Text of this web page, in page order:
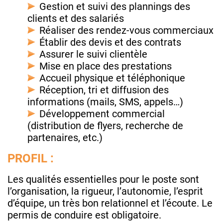
Gestion et suivi des plannings des
clients et des salariés
Réaliser des rendez-vous commerciaux
Établir des devis et des contrats
Assurer le suivi clientèle
Mise en place des prestations
Accueil physique et téléphonique
Réception, tri et diffusion des
informations (mails, SMS, appels…)
Développement commercial
(distribution de flyers, recherche de
partenaires, etc.)
PROFIL :
Les qualités essentielles pour le poste sont
l’organisation, la rigueur, l’autonomie, l’esprit
d’équipe, un très bon relationnel et l’écoute. Le
permis de conduire est obligatoire.